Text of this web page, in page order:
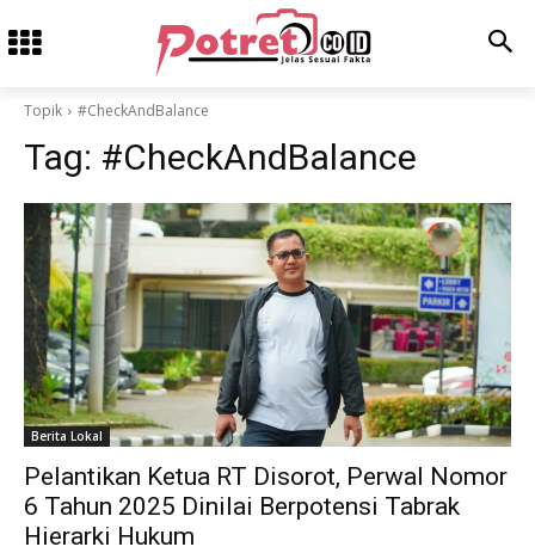
Topik #CheckAndBalance
Tag: #CheckAndBalance
Berita Lokal
Pelantikan Ketua RT Disorot, Perwal Nomor
6 Tahun 2025 Dinilai Berpotensi Tabrak
Hierarki Hukum